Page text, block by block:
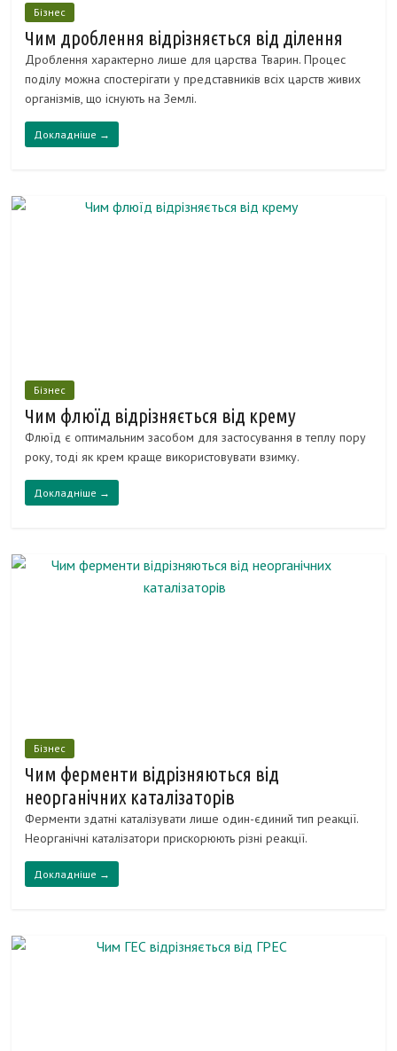
Бізнес
Чим дроблення відрізняється від ділення
Дроблення характерно лише для царства Тварин. Процес
поділу можна спостерігати у представників всіх царств живих
організмів, що існують на Землі.
Докладніше →
Бізнес
Чим флюїд відрізняється від крему
Флюїд є оптимальним засобом для застосування в теплу пору
року, тоді як крем краще використовувати взимку.
Докладніше →
Бізнес
Чим ферменти відрізняються від
неорганічних каталізаторів
Ферменти здатні каталізувати лише один-єдиний тип реакції.
Неорганічні каталізатори прискорюють різні реакції.
Докладніше →